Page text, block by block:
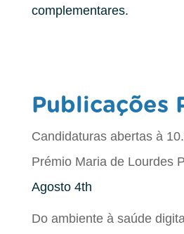
complementares.
Publicações
Candidaturas abertas à
Prémio Maria de Lourdes
Agosto 4th
Do ambiente à saúde